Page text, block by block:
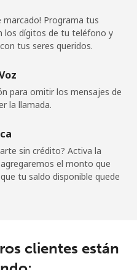
⁦€5⁩
15 min por
25 min por
-
marcado! Programa tus
los dígitos de tu teléfono y
tus seres queridos.
para omitir los mensajes de
la llamada.
sin crédito? Activa la
el monto que
tu saldo disponible quede
clientes están